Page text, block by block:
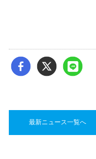
最新ニュース一覧へ